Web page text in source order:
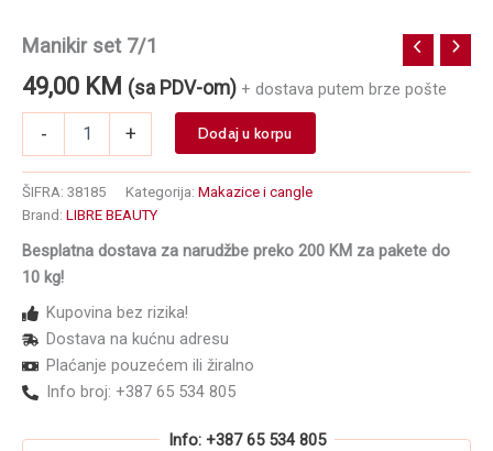
Manikir set 7/1
49,00 KM (sa PDV-om) + dostava putem brze pošte
-
količina
+ Dodaj u korpu
ŠIFRA: 38185 Kategorija: Makazice i cangle
Brand: LIBRE BEAUTY
Besplatna dostava za narudžbe preko 200 KM za pakete do
10 kg!
Kupovina bez rizika!
Dostava na kućnu adresu
Plaćanje pouzećem ili žiralno
Info broj: +387 65 534 805
Info: +387 65 534 805